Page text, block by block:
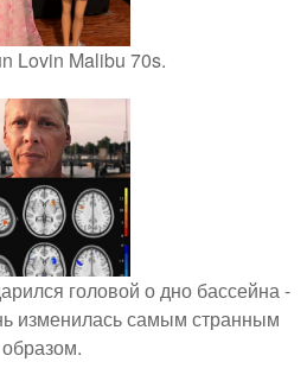
Lovin Malibu 70s.
головой о дно бассейна -
изменилась самым странным
образом.